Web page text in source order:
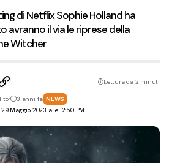
di Netflix Sophie Holland ha
avranno il via le riprese della
Witcher
Maggio 2023 alle 12:50 PM
3 anni fa NEWS
Lettura da 2 minuti